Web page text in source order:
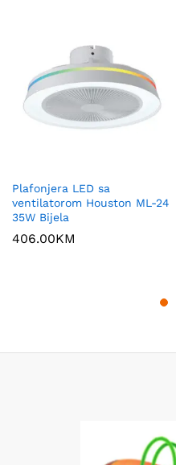
Plafonjera LED sa
ventilatorom Houston ML-24
35W Bijela
406.00KM